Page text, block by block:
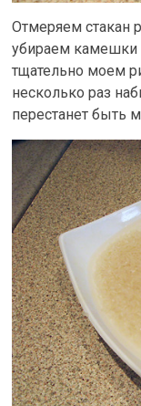
Отмеряем стакан
убираем камешки
тщательно моем
несколько раз
перестанет быть